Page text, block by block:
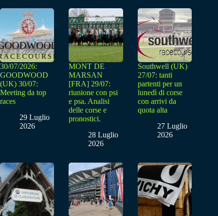
30/07/2026:
GOODWOOD
(UK) 30/07:
Meeting da top
races
29 Luglio
2026
MONT DE
MARSAN
[FRA] 29/07:
riunione con psi
e psa. Analisi
delle corse e
pronostici.
28 Luglio
2026
Southwell (UK)
27/07: tanti
partenti per un
lunedì di corse
con arrivi da
quota alta
27 Luglio
2026